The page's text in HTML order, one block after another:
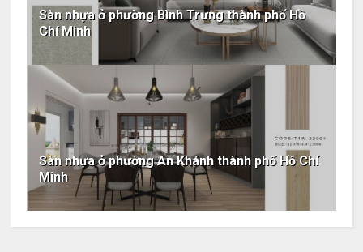
Sàn nhựa ở phường Bình Trưng thành phố Hồ
Chí Minh
Sàn nhựa ở phường An Khánh thành phố Hồ Chí
Minh